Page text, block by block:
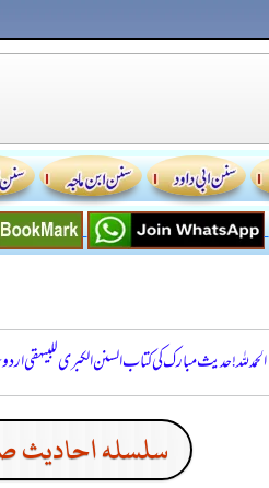
الحمدللہ! حدیث مبارک کی کتاب السنن الكبرى
سلسله احاديث